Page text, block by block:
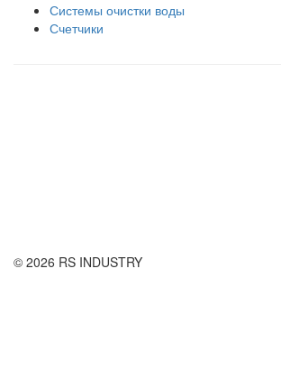
Системы очистки воды
Счетчики
© 2026 RS INDUSTRY